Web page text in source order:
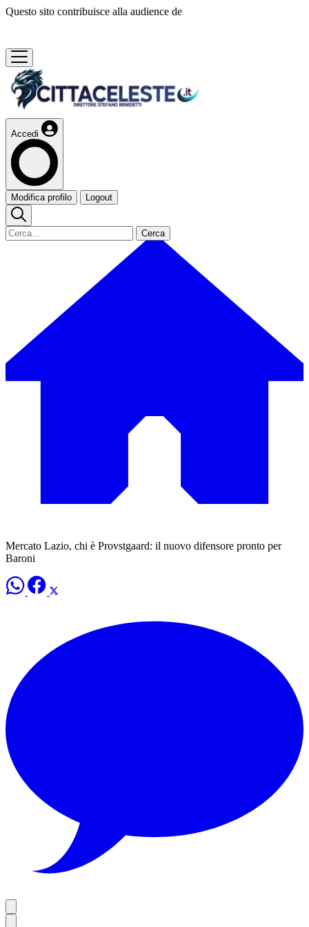
Questo sito contribuisce alla audience de
Accedi
Modifica profilo Logout
Cerca
Mercato Lazio, chi è Provstgaard: il nuovo difensore pronto per
Baroni